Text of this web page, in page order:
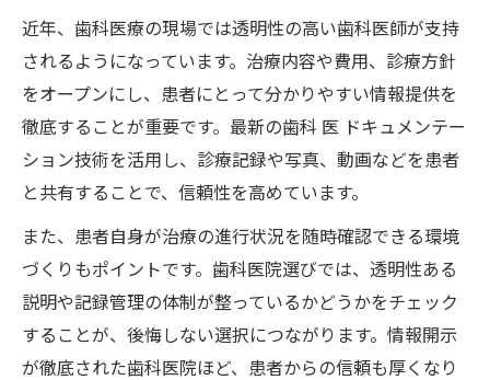
近年、歯科医療の現場では透明性の高い歯科医師が支持
されるようになっています。治療内容や費用、診療方針
をオープンにし、患者にとって分かりやすい情報提供を
徹底することが重要です。最新の歯科 医 ドキュメンテー
ション技術を活用し、診療記録や写真、動画などを患者
と共有することで、信頼性を高めています。
また、患者自身が治療の進行状況を随時確認できる環境
づくりもポイントです。歯科医院選びでは、透明性ある
説明や記録管理の体制が整っているかどうかをチェック
することが、後悔しない選択につながります。情報開示
が徹底された歯科医院ほど、患者からの信頼も厚くなり